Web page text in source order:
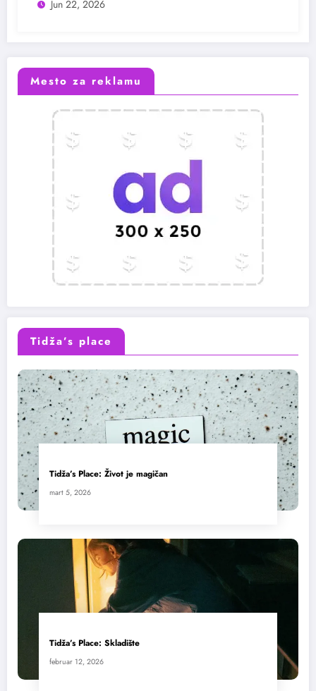
Jun 22, 2026
Mesto za reklamu
Tidža’s place
Tidža’s Place: Život je magičan
mart 5, 2026
Tidža’s Place: Skladište
februar 12, 2026